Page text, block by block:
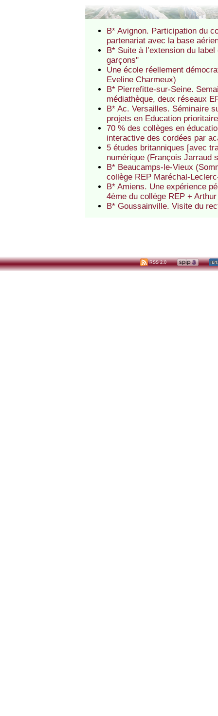
B* Avignon. Participation du
partenariat avec la base
B* Suite à l’extension du
garçons"
Une école réellement
Eveline Charmeux)
B* Pierrefitte-sur-Seine.
médiathèque, deux réseaux
B* Ac. Versailles. Séminaire
projets en Education
70 % des collèges en
interactive des cordées par
5 études britanniques [avec
numérique (François Jarraud
B* Beaucamps-le-Vieux
collège REP Maréchal-
B* Amiens. Une expérience
4ème du collège REP +
B* Goussainville. Visite du
RSS 2.0